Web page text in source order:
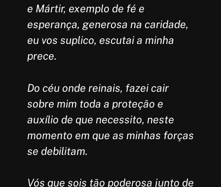
e Mártir, exemplo de fé e
esperança, generosa na caridade,
eu vos suplico, escutai a minha
prece.
Do céu onde reinais, fazei cair
sobre mim toda a proteção e
auxílio de que necessito, neste
momento em que as minhas forças
se debilitam.
Vós que sois tão poderosa junto de